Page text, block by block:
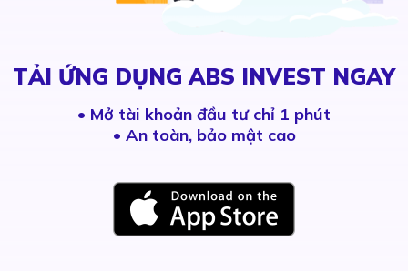
TẢI ỨNG DỤNG ABS INVEST NGAY
• Mở tài khoản đầu tư chỉ 1 phút
• An toàn, bảo mật cao